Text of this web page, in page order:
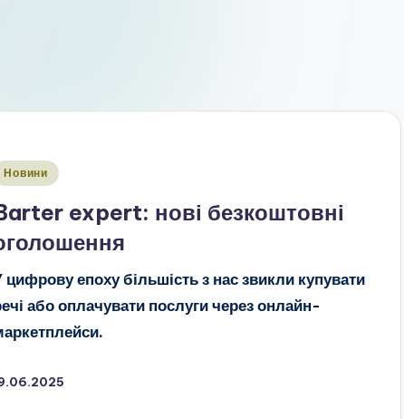
Новини
expert: нові безкоштовні
цифрову епоху більшість з нас звикли купувати
або оплачувати послуги через онлайн-